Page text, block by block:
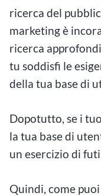
ricerca del
marketing è
ricerca
tu soddisfi le
della tua base di
Dopotutto, se i
la tua base di
un esercizio di
Quindi, come